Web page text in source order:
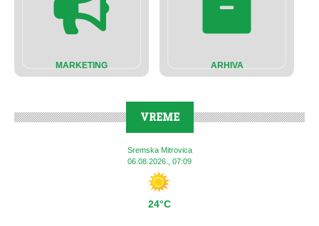
MARKETING ARHIVA
VREME
Sremska Mitrovica
06.08.2026., 07:09
24°C